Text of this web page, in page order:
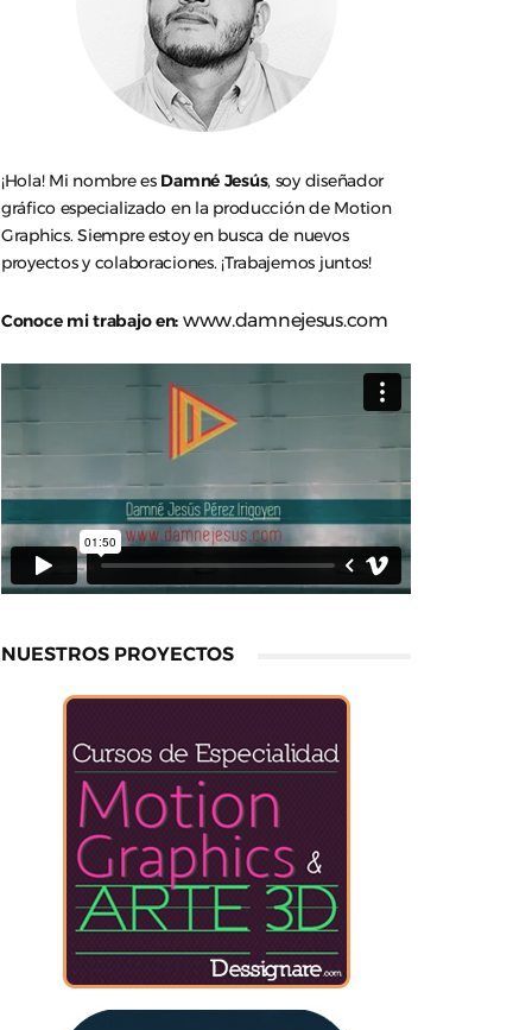
¡Hola! Mi nombre es Damné Jesús, soy diseñador
gráfico especializado en la producción de Motion
Graphics. Siempre estoy en busca de nuevos
proyectos y colaboraciones. ¡Trabajemos juntos!
Conoce mi trabajo en: www.damnejesus.com
NUESTROS PROYECTOS